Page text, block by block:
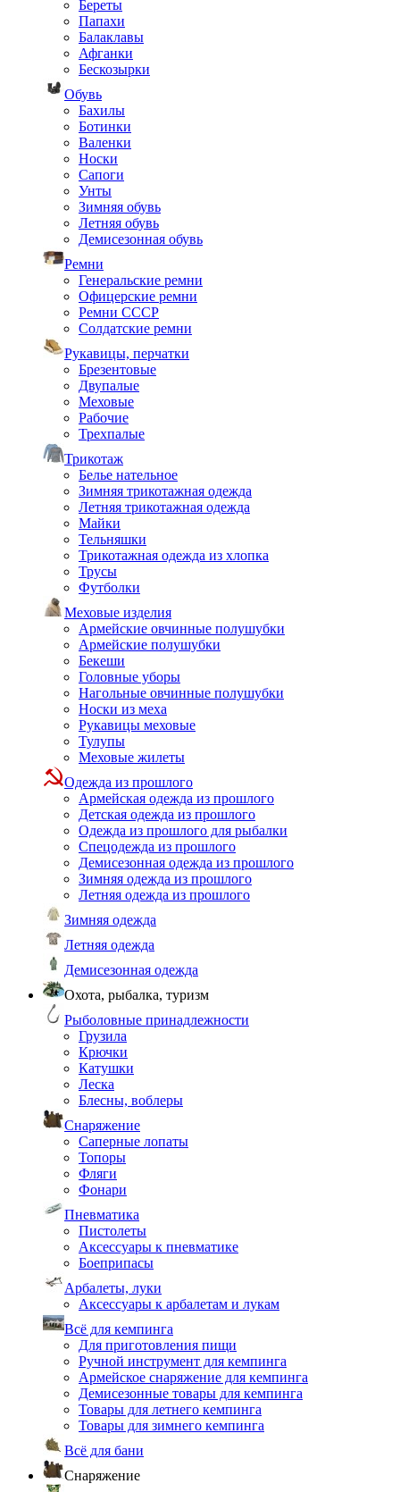
Береты
Папахи
Балаклавы
Афганки
Бескозырки
Обувь
Бахилы
Ботинки
Валенки
Носки
Сапоги
Унты
Зимняя обувь
Летняя обувь
Демисезонная обувь
Ремни
Генеральские ремни
Офицерские ремни
Ремни СССР
Солдатские ремни
Рукавицы, перчатки
Брезентовые
Двупалые
Меховые
Рабочие
Трехпалые
Трикотаж
Белье нательное
Зимняя трикотажная одежда
Летняя трикотажная одежда
Майки
Тельняшки
Трикотажная одежда из хлопка
Трусы
Футболки
Меховые изделия
Армейские овчинные полушубки
Армейские полушубки
Бекеши
Головные уборы
Нагольные овчинные полушубки
Носки из меха
Рукавицы меховые
Тулупы
Меховые жилеты
Одежда из прошлого
Армейская одежда из прошлого
Детская одежда из прошлого
Одежда из прошлого для рыбалки
Спецодежда из прошлого
Демисезонная одежда из прошлого
Зимняя одежда из прошлого
Летняя одежда из прошлого
Зимняя одежда
Летняя одежда
Демисезонная одежда
Охота, рыбалка, туризм
Рыболовные принадлежности
Грузила
Крючки
Катушки
Леска
Блесны, воблеры
Снаряжение
Саперные лопаты
Топоры
Фляги
Фонари
Пневматика
Пистолеты
Аксессуары к пневматике
Боеприпасы
Арбалеты, луки
Аксессуары к арбалетам и лукам
Всё для кемпинга
Для приготовления пищи
Ручной инструмент для кемпинга
Армейское снаряжение для кемпинга
Демисезонные товары для кемпинга
Товары для летнего кемпинга
Товары для зимнего кемпинга
Всё для бани
Снаряжение